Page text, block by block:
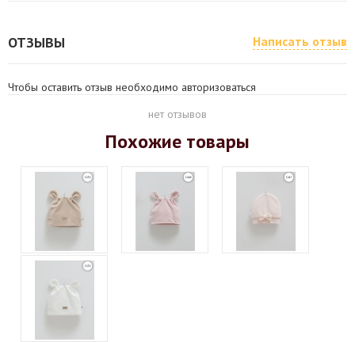
ОТЗЫВЫ Написать отзыв
Чтобы оставить отзыв необходимо авторизоваться
нет отзывов
Похожие товары